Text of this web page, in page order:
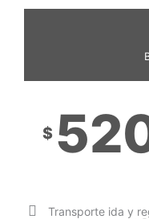
$
Transporte ida y